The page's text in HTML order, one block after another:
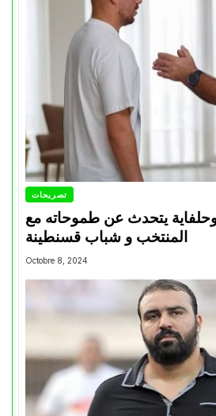
تصريحات
يتحدث عن طموحاته مع
المنتخب و شباب قسنطينة
Octobre 8, 2024